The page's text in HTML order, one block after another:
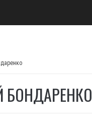
БОНДАРЕНКО